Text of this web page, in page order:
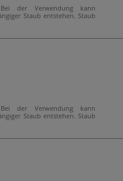
der Verwendung kann
Staub entstehen. Staub
der Verwendung kann
Staub entstehen. Staub